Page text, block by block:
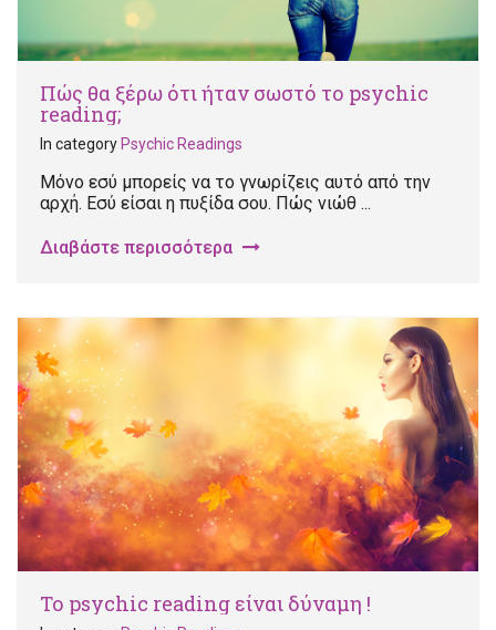
Πώς θα ξέρω ότι ήταν σωστό το psychic
reading;
In category Psychic Readings
Μόνο εσύ μπορείς να το γνωρίζεις αυτό από την
αρχή. Εσύ είσαι η πυξίδα σου. Πώς νιώθ ...
Διαβάστε περισσότερα
Το psychic reading είναι δύναμη !